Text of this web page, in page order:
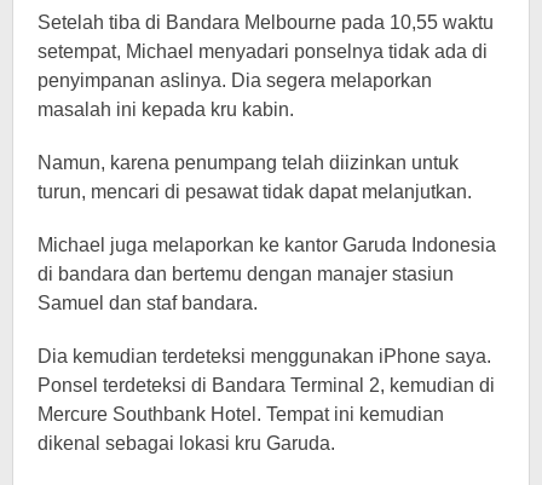
Setelah tiba di Bandara Melbourne pada 10,55 waktu
setempat, Michael menyadari ponselnya tidak ada di
penyimpanan aslinya. Dia segera melaporkan
masalah ini kepada kru kabin.
Namun, karena penumpang telah diizinkan untuk
turun, mencari di pesawat tidak dapat melanjutkan.
Michael juga melaporkan ke kantor Garuda Indonesia
di bandara dan bertemu dengan manajer stasiun
Samuel dan staf bandara.
Dia kemudian terdeteksi menggunakan iPhone saya.
Ponsel terdeteksi di Bandara Terminal 2, kemudian di
Mercure Southbank Hotel. Tempat ini kemudian
dikenal sebagai lokasi kru Garuda.